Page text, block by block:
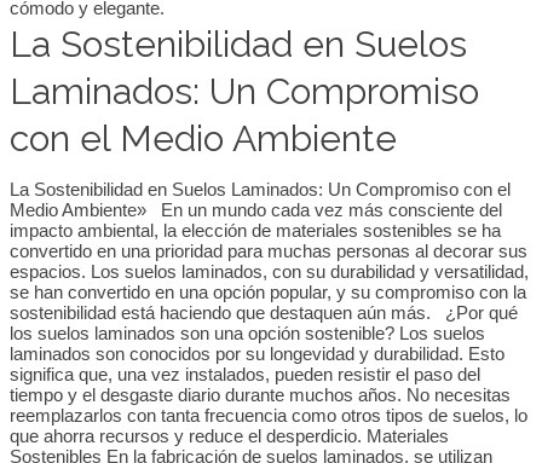
cómodo y elegante.
La Sostenibilidad en Suelos
Laminados: Un Compromiso
con el Medio Ambiente
La Sostenibilidad en Suelos Laminados: Un Compromiso con el
Medio Ambiente» En un mundo cada vez más consciente del
impacto ambiental, la elección de materiales sostenibles se ha
convertido en una prioridad para muchas personas al decorar sus
espacios. Los suelos laminados, con su durabilidad y versatilidad,
se han convertido en una opción popular, y su compromiso con la
sostenibilidad está haciendo que destaquen aún más. ¿Por qué
los suelos laminados son una opción sostenible? Los suelos
laminados son conocidos por su longevidad y durabilidad. Esto
significa que, una vez instalados, pueden resistir el paso del
tiempo y el desgaste diario durante muchos años. No necesitas
reemplazarlos con tanta frecuencia como otros tipos de suelos, lo
que ahorra recursos y reduce el desperdicio. Materiales
Sostenibles En la fabricación de suelos laminados, se utilizan